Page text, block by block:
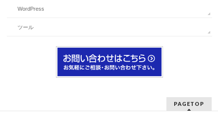
WordPress
ツール
PAGETOP